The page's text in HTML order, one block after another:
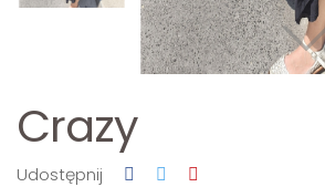
Crazy
Udostępnij